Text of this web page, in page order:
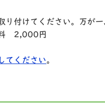
り付けてください。万が
円
てください。